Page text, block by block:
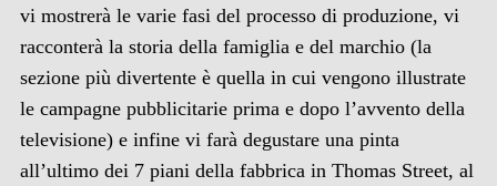
vi mostrerà le varie fasi del processo di produzione, vi
racconterà la storia della famiglia e del marchio (la
sezione più divertente è quella in cui vengono illustrate
le campagne pubblicitarie prima e dopo l’avvento della
televisione) e infine vi farà degustare una pinta
all’ultimo dei 7 piani della fabbrica in Thomas Street, al